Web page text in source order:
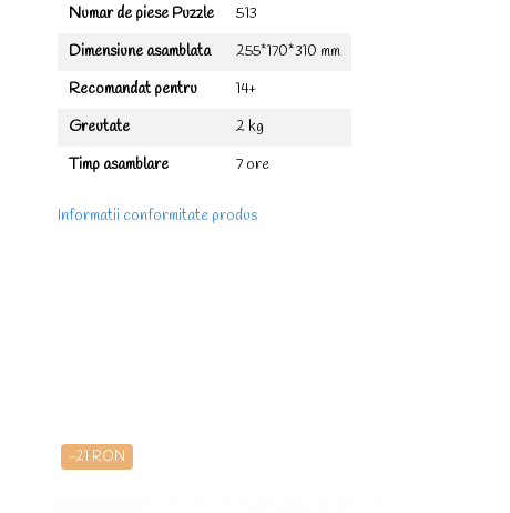
Numar de piese Puzzle
513
Dimensiune asamblata
255*170*310 mm
Recomandat pentru
14+
Greutate
2 kg
Timp asamblare
7 ore
Informatii conformitate produs
-21 RON